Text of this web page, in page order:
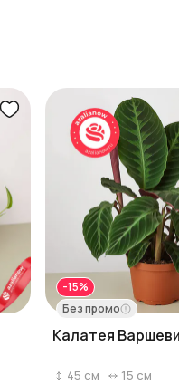
-15%
Без промо
Калатея
45 см 15 см